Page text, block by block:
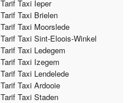
Tarif Taxi Ieper
Tarif Taxi Brielen
Tarif Taxi Moorslede
Tarif Taxi Sint-Eloois-Winkel
Tarif Taxi Ledegem
Tarif Taxi Izegem
Tarif Taxi Lendelede
Tarif Taxi Ardooie
Tarif Taxi Staden